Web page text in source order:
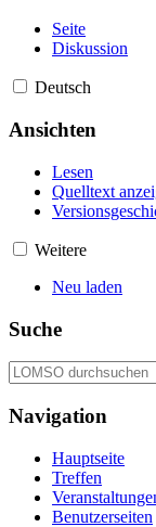
Seite
Diskussion
Deutsch
Ansichten
Lesen
Quelltext
Weitere
Neu laden
Suche
Navigation
Hauptseite
Treffen
Benutzerseiten